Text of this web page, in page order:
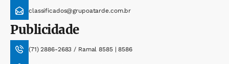
classificados@grupoatarde.com.br
Publicidade
(71) 2886-2683 / Ramal 8585 | 8586